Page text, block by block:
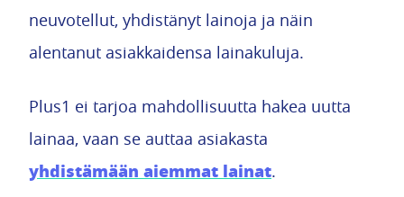
neuvotellut, yhdistänyt lainoja ja näin
alentanut asiakkaidensa lainakuluja.
Plus1 ei tarjoa mahdollisuutta hakea uutta
lainaa, vaan se auttaa asiakasta
yhdistämään aiemmat lainat.